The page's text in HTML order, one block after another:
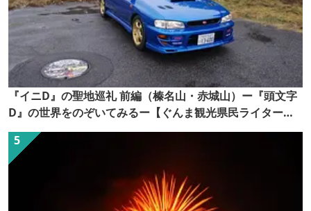
『イニD』の聖地巡礼 前編（榛名山・赤城山）ー『頭文字
D』の世界をのぞいてみるー【ぐんま観光県民ライター
（ぐん記者）】